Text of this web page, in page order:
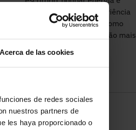
Acerca de las cookies
de redes sociales
nuestros partners de
les haya proporcionado o
oferecer uma melhor experiência
aos seus clientes, saiba como
podemos ajudar com a solução mais